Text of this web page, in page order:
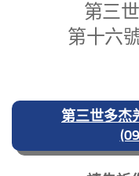
第三
第十六
第三世多杰